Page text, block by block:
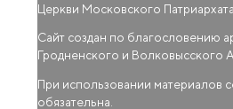
Церкви Московского Патриархата
Сайт создан по благословению
Гродненского и Волковысского
При использовании материалов
обязательна.